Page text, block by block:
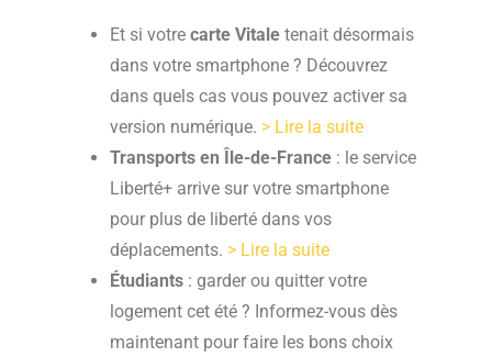
Et si votre carte Vitale tenait désormais
dans votre smartphone ? Découvrez
dans quels cas vous pouvez activer sa
version numérique. > Lire la suite
Transports en Île-de-France : le service
Liberté+ arrive sur votre smartphone
pour plus de liberté dans vos
déplacements. > Lire la suite
Étudiants : garder ou quitter votre
logement cet été ? Informez-vous dès
maintenant pour faire les bons choix